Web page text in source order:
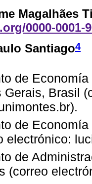
Magalhães
0000-0001-
Santiago4
de
Gerais, Brasil
de
electrónico:
de
(correo